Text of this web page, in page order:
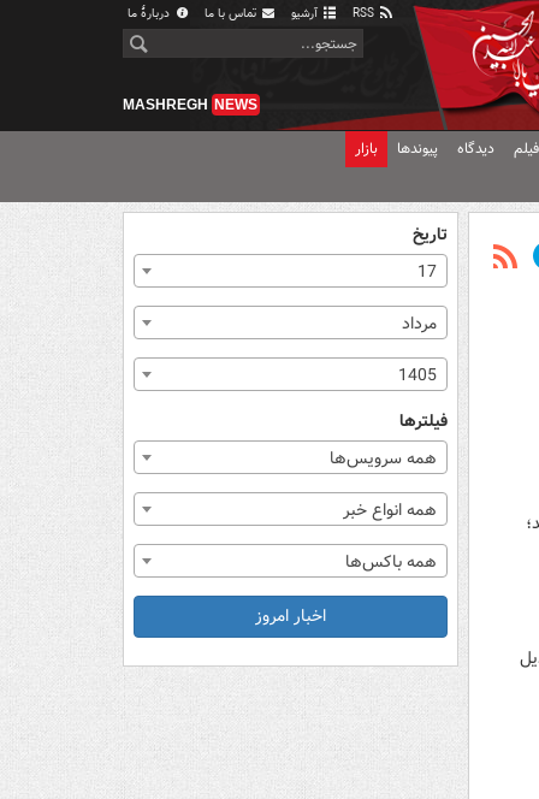
آرشیو تماس با ما دربارهٔ ما
MASHREGH NEWS
دیدگاه پیوندها بازار
تاریخ
17
مرداد
1405
فیلترها
همه سرویس‌ها
همه انواع خبر
همه باکس‌ها
اخبار امروز